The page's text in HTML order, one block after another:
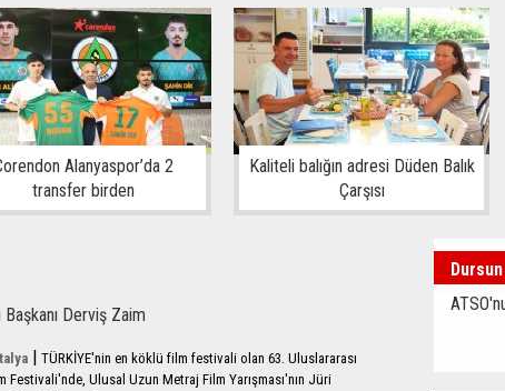
Alanyaspor’da 2
transfer birden
Kaliteli balığın adresi Düden Balık
Çarşısı
Derviş Zaim
| TÜRKİYE'nin en köklü film festivali olan 63. Uluslararası
Festivali'nde, Ulusal Uzun Metraj Film Yarışması'nın Jüri